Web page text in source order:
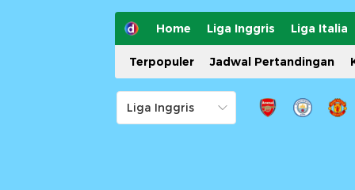
Home Liga Inggris Liga Italia
Terpopuler Jadwal Pertandingan